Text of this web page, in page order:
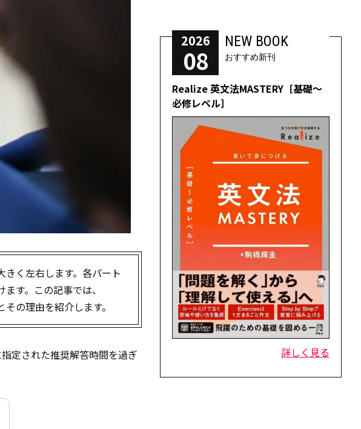
く左右します。各パート
す。この記事では、
の理由を紹介します。
定された推奨解答時間を過ぎ
2026
08
NEW BOOK
おすすめ新刊
Realize 英文法MASTERY［基礎～
必修レベル］
詳しく見る